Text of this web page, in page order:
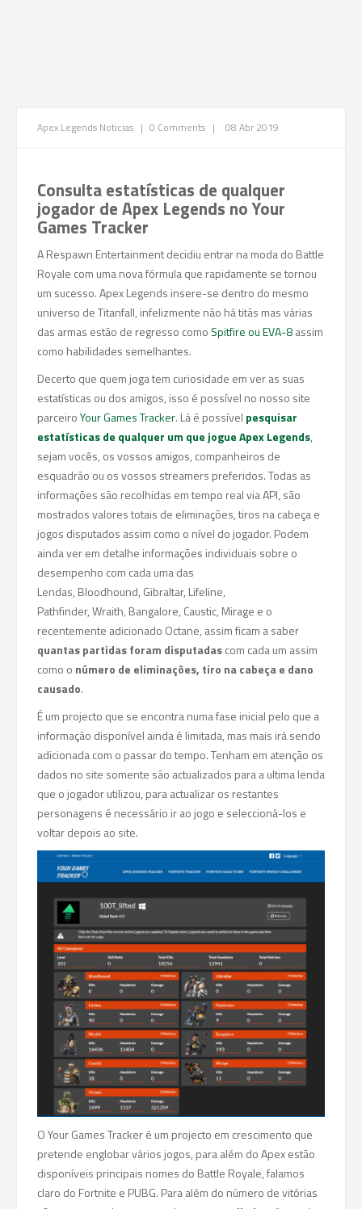
Apex Legends Noticias | 0 Comments | 08 Abr 2019
Consulta estatísticas de qualquer
jogador de Apex Legends no Your
Games Tracker
A Respawn Entertainment decidiu entrar na moda do Battle
Royale com uma nova fórmula que rapidamente se tornou
um sucesso. Apex Legends insere-se dentro do mesmo
universo de Titanfall, infelizmente não há titãs mas várias
das armas estão de regresso como Spitfire ou EVA-8assim
como habilidades semelhantes.
Decerto que quem joga tem curiosidade em ver as suas
estatísticas ou dos amigos, isso é possível no nosso site
parceiroYour Games Tracker. Lá é possível pesquisar
estatísticas de qualquer um que jogue Apex Legends,
sejam vocês, os vossos amigos, companheiros de
esquadrão ou os vossos streamers preferidos. Todas as
informações são recolhidas em tempo real via API, são
mostrados valores totais de eliminações, tiros na cabeça e
jogos disputados assim como o nível do jogador. Podem
ainda ver em detalhe informações individuais sobre o
desempenho com cada uma das
Lendas, Bloodhound, Gibraltar, Lifeline,
Pathfinder, Wraith, Bangalore, Caustic, Mirage e o
recentemente adicionado Octane, assim ficam a saber
quantas partidas foram disputadascom cada um assim
como o número de eliminações, tiro na cabeça e dano
causado.
É um projecto que se encontra numa fase inicial pelo que a
informação disponível ainda é limitada, mas mais irá sendo
adicionada com o passar do tempo. Tenham em atenção os
dados no site somente são actualizados para a ultima lenda
que o jogador utilizou, para actualizar os restantes
personagens é necessário ir ao jogo e seleccioná-los e
voltar depois ao site.
O Your Games Tracker é um projecto em crescimento que
pretende englobar vários jogos, para além do Apex estão
disponíveis principais nomes do Battle Royale, falamos
claro do Fortnite e PUBG. Para além do número de vitórias